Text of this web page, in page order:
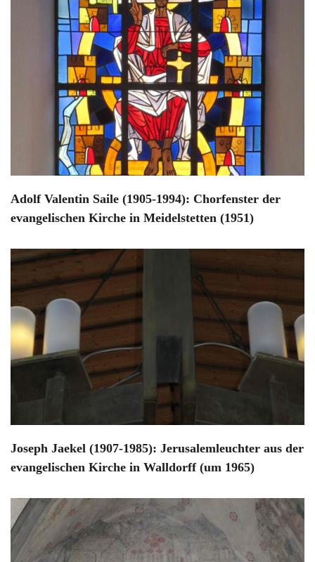
Adolf Valentin Saile (1905-1994): Chorfenster der
evangelischen Kirche in Meidelstetten (1951)
Joseph Jaekel (1907-1985): Jerusalemleuchter aus der
evangelischen Kirche in Walldorff (um 1965)